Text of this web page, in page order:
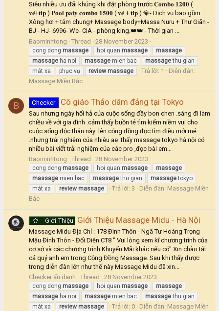
Siêu nhiều ưu đãi khủng khi đặt phòng trước 𝐂𝐨𝐦𝐛𝐨 𝟏𝟐𝟎𝟎 (
𝐯𝐞́+𝐭𝐢𝐩 ) 𝐏𝐨𝐨𝐥 𝐩𝐚𝐭𝐲 𝐜𝐨𝐦𝐛𝐨 𝟏𝟓𝟎𝟎 ( 𝐯𝐞́ + 𝐭𝐢́𝐩 ) 💎- Dịch vụ bao gồm:
Xông hơi + tắm chung+ Massage body+Massa Nuru + Thư Giãn -
BJ - HJ- 6996- Wc- CIA - phòng king.👑👑 - Thời gian ...
Baominhtong
Thread 28 November 2023
cong dong massage hoi quan massage
massage
massage ha noi massage mien bac massagethu gian
mát xa
phục vụ review massage Trả lời: 1
Diễn đàn:
Massage Miền Bắc
B Checker Cô giáo Thảo dâm đảng tại Tokyo
Sau nhưng ngày hối hả của cuộc sống đầy bon chen .sáng đi làm
chiều về với gia đình .cảm thấy buồn tẻ tìm kiếm niềm vui cho
cuộc sống độc thân này .lên cộng đồng đọc tìm điều mới mẻ
.nhưng trải nghiệm của nhièu ae .thấy massage tokyo hà nội có
nhiều bài viết trải nghiệm của các pro ,đọc bài em...
Baominhtong
Thread 28 November 2023
cong dong massage hoi quan massage
massage
massage mien bac massagethu gian massagetokyo
mát xa
review massage Trả lời: 3 Diễn đàn: Massage Miền
Bắc
Giới Thiệu Giới Thiệu Massage Midu - Hà Nội
Massage Midu Địa Chỉ : 178 Đình Thôn - Ngã Tư Hoàng Trọng
Mậu Đình Thôn - Đối Diện CT8 " Vui lòng xem kĩ chương trình của
cơ sở và các chương trình Khuyến Mãi khác nếu có" Xin chào tất
cả quý anh em trong Cộng Đồng Massage. Sau khi thấy được
trong diễn đàn lớn như thế này Massage Midu đã xin...
Checker ẩn danh
Thread 28 November 2023
cong dong massage hoi quan massage
massage
massage ha noi massage mien bac massagethu gian
mát xa
review massage Trả lời: 0 Diễn đàn: Massage Miền